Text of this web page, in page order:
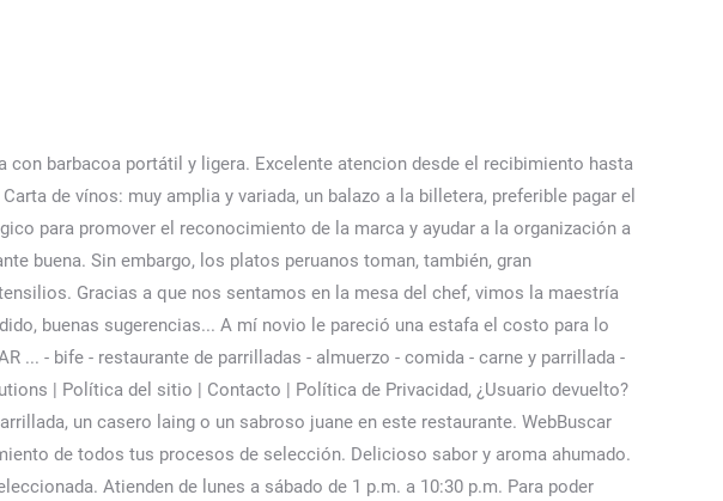
de clara cocida ayuda a balancear aún mejor la experiencia. WebBuscar ofertas Mis postulaciones Mis postulaciones Accede con tu cuenta a Computrabajo y haz un seguimiento de todos tus procesos de selección. Se sirve sazonado de manera básica y se acompaña con una generosa porción de papas al (horno) Josper: crocantes por fuera, cremosas por dentro y, como se cocinan con un toque de manteca animal, tienen un sabor incomparable. Acumularás 500 puntos apenas realices tu primera reserva efectiva (en vez de los 100 puntos que usualmente otorgamos). Coleccion Mega Parrillas. Esta hamburguesa no cuenta con la certificación japonesa, por lo cual, no debería ser considerada Kobe ya que no tiene la certificación del lugar de origen (nos tomamos el tiempo de investigar y preguntar). WebSgp prize buka pasaran 5 kali dalam seminggu yaitu setiap hari Senin, Rabu, Kamis, Sabtu dan Minggu. - Limpieza y orden del área de trabajo. WebFatti ispirare: Prime scelte; Alla moda; Cibi; Caffè; Vita notturna; Divertimento; Shopping - (1) Palito de … Usamos la mejor y más avanzada tecnología disponible para ofrecer la mejor experiencia web posible. - REQUISITOS_ - Secundaria completa. Tiene morcilla, chorizo, anticucho, chuleta y corte de carne y viene con ensalada o papa, y con copa de vino o gaseosa personal (la chiquita de vidrio)", "Atencion de primera! Colaborar en la conservación de las materias primas y los productos de uso en la cocina, Secundaria Completa o Técnico - Mínimo 01 año de experiencia en puestos similares - Disponibilidad inmediata - DNI vigente -, de sanidad vigente -Vivir en Chorrillos (preferiblemente) o zonas aledañas -Presentar certificado de antecedentes policiales Funciones, planta de producción en Parque Industrial San Pedrito/ Surco Viejo. Cyber Wow Metro - Carnes y … Tiempo de entrega bueno. Atención normal, sin ser destacada. Proporcione los detalles de verificación que se utilizarán para el procedimiento de reclamación. Viene con, Triplete: Alcanza para 4, las carnes no son sabrosas pero el. La Carta. - Fondos: bife angosto angus, cocinado en el punto exacto , jugoso y de gran sabor, tierno y de punto exacto de sal. Se utiliza bastante para hacer carne cortada en trozos gordos a la parrilla. 36 makis + 1 yakimeshi + 2 bebidas. Las habitaciones sencillas pero lo adecuada para una estadía no tan larga. Información basada en hechos y verificada de primera mano por el reportero, o reportada y verificada por fuentes expertas. Copyright © Elcomercio.pe. Mis Alertas Mis Alertas Accede con tu cuenta a Computrabajo y crea … WebTienda de comestibles, supermercados, carne de res, carnicerías, comestibles - Teléfono: 986097098 / 9410488... - Dirección: Calle General Mendiburu 1175, Miraflores - (051) Lima, Lima 9 Instituto Cultural Peruano Norteamericano - Miraflores. Pedí un Pulpo de fondo, el cual estaba insípido, sin sabor. Lima . Web¡Encuentra aquí los mejores productos de Quesos Blandos y Cremosos de la marca Crystal Farms! Y si aún no lo has probado, no pierdas más tiempo y separa tu … Parece que, en vez de estar cocinando, dirigiera una orquesta musical donde cada componente hace lo que debe en el momento indicado. WebCorazon Criollo - Lima. À propos du COVID-19 : consultez les mesures d'hygiène et de sécurité supplémentaires prises par cet établissement. MORCILLA GASTÓN & OTTO(1 unidad, 130g) Mermelada de rocoto, ESPÁRRAGOS VERDES a la brasa (200 g)Salsa romesco y aceite de trufa negra. Alhaurín el Grande, Málaga. WebUna extraordinaria creación del chef Christian Bravo, donde ofrece lo mejor de las carnes y parrillas junto a la perfección de técnicas para brindar una experiencia única. WebCompra online en Vivanda los mejores productos exclusivos con la mayor calidad. Ciudad. Se sirven con un chimichurri casero imperdible y una salsa de ají que le aporta ese toquecito peruano perfecto. N.º 1 de 1011 restaurantes en San Juan de Miraflores. Buen sitio para degustar una buena carne ... Escribió una opinión el 2 de mayo de 2022, Escribió una opinión el 26 de marzo de 2022, Excelente restaurante con precios Europeos, Escribió una opinión el 15 de febrero de 2022, Escribió una opinión el 24 de noviembre de 2021, Pésima atención. - Velar por el orden y abastecimiento de la vitrina. 100 vouc